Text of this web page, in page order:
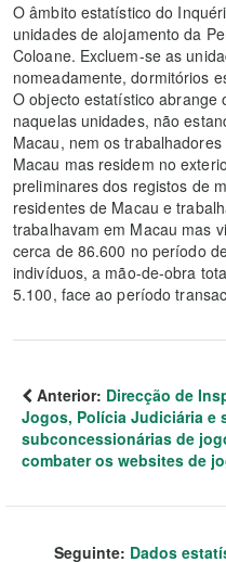
O âmbito estatístico do
unidades de alojamento da
Coloane. Excluem-se as
nomeadamente, dormitórios
O objecto estatístico abrange
naquelas unidades, não
Macau, nem os
Macau mas residem no
preliminares dos registos de
residentes de Macau e
trabalhavam em Macau mas
cerca de 86.600 no período
indivíduos, a mão-de-obra
5.100, face ao período
Anterior: Direcção de
Jogos, Polícia Judiciária e
subconcessionárias de
combater os websites de
Seguinte: Dados